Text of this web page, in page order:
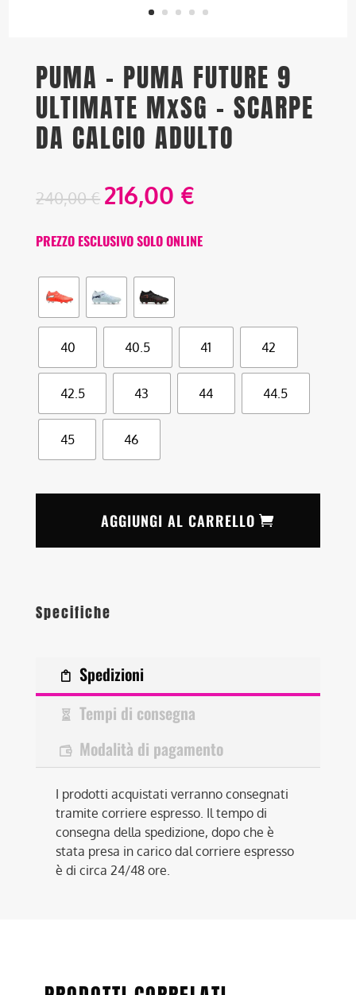
PUMA – PUMA FUTURE 9
ULTIMATE MxSG – SCARPE
DA CALCIO ADULTO
240,00€ 216,00 €
PREZZO ESCLUSIVO SOLO ONLINE
40 40.5 41 42
42.5 43 44 44.5
45 46
AGGIUNGI AL CARRELLO
Specifiche
Spedizioni
Tempi di consegna
Modalità di pagamento
I prodotti acquistati verranno consegnati
tramite corriere espresso. Il tempo di
consegna della spedizione, dopo che è
stata presa in carico dal corriere espresso
è di circa 24/48 ore.